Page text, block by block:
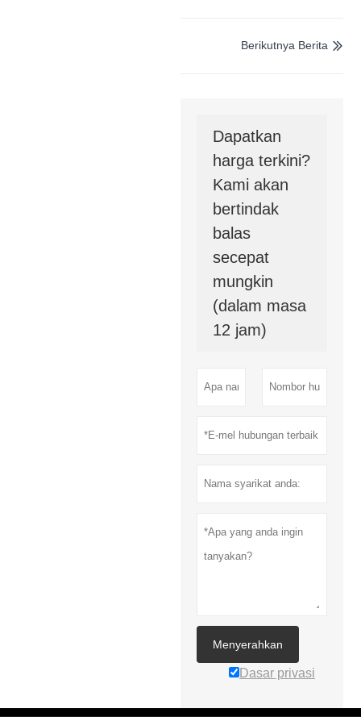

Berikutnya Berita
Dapatkan
harga terkini?
Kami akan
bertindak
balas
secepat
mungkin
(dalam masa
12 jam)
Menyerahkan
Dasar privasi